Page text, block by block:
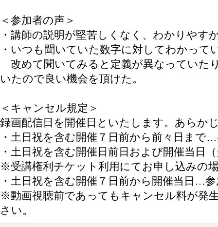
＜参加者の声＞
・講師の説明が堅苦しくなく、わかりやす
・いつも聞いていた数字に対してわかって
改めて聞いてみると定義が異なっていた
いたので良い機会を頂けた。
＜キャンセル規定＞
録画配信日を開催日といたします。あらか
・土日祝を含む開催７日前から前々日まで
・土日祝を含む開催日前日および開催当日
※受講権利チケット利用にてお申し込みの
・土日祝を含む開催７日前から開催当日…
※動画視聴前であってもキャンセル料が発
さい。